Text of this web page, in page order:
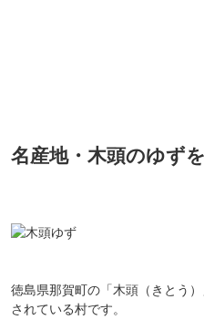
名産地・木頭のゆず
徳島県那賀町の「木頭（きとう
されている村です。